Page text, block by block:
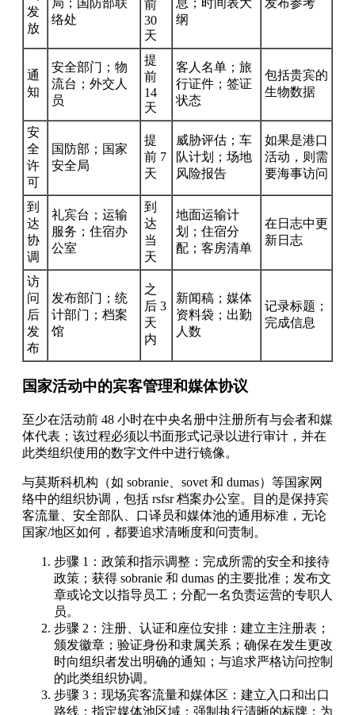
发
放
络处
前
30
天
纲
通
知
安全部门；物
流台；外交人
员
提
前
14
天
客人名单；旅
行证件；签证
状态
包括贵宾的
生物数据
安
全
许
可
国防部；国家
安全局
提
前 7
天
威胁评估；车
队计划；场地
风险报告
如果是港口
活动，则需
要海事访问
到
达
协
调
礼宾台；运输
服务；住宿办
公室
到
达
当
天
地面运输计
划；住宿分
配；客房清单
在日志中更
新日志
访
问
后
发
布
发布部门；统
计部门；档案
馆
之
后 3
天
内
新闻稿；媒体
资料袋；出勤
人数
记录标题；
完成信息
国家活动中的宾客管理和媒体协议
至少在活动前 48 小时在中央名册中注册所有与会者和媒
体代表；该过程必须以书面形式记录以进行审计，并在
此类组织使用的数字文件中进行镜像。
与莫斯科机构（如 sobranie、sovet 和 dumas）等国家网
络中的组织协调，包括 rsfsr 档案办公室。目的是保持宾
客流量、安全部队、口译员和媒体池的通用标准，无论
国家/地区如何，都要追求清晰度和问责制。
步骤 1：政策和指示调整：完成所需的安全和接待
政策；获得 sobranie 和 dumas 的主要批准；发布文
章或论文以指导员工；分配一名负责运营的专职人
员。
步骤 2：注册、认证和座位安排：建立主注册表；
颁发徽章；验证身份和隶属关系；确保在发生更改
时向组织者发出明确的通知；与追求严格访问控制
的此类组织协调。
步骤 3：现场宾客流量和媒体区：建立入口和出口
路线；指定媒体池区域；强制执行清晰的标牌；为